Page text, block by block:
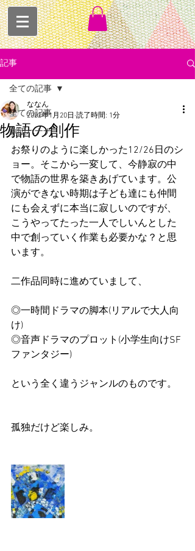
記事
全ての記事
劇団バナナ
全ての記事
物語の創作
ななん
2022年1月20日 読了時間: 1分
お祭りのように楽しかった12/26日のシ
ョー。そこから一変して、今静寂の中
で物語の世界を築きあげています。公
演ができない時期は子ども達にも仲間
にも会えずに本当に寂しいのですが、
こうやってたった一人でしいんとした
中で創っていく作業も必要かな？と思
います。
二作品同時に進めていまして、
◎一時間ドラマの脚本(リアルで大人向
け)
◎音声ドラマのプロット(小学生向けSF
ファンタジー)
という全く違うジャンルのものです。
孤独だけど楽しみ。